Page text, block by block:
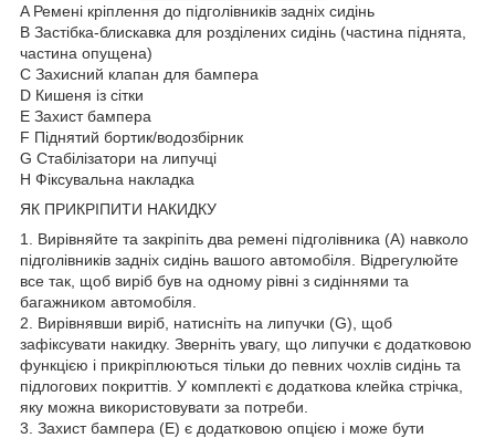
A Ремені кріплення до підголівників задніх сидінь
B Застібка-блискавка для розділених сидінь (частина піднята,
частина опущена)
C Захисний клапан для бампера
D Кишеня із сітки
E Захист бампера
F Піднятий бортик/водозбірник
G Стабілізатори на липучці
H Фіксувальна накладка
ЯК ПРИКРІПИТИ НАКИДКУ
1. Вирівняйте та закріпіть два ремені підголівника (A) навколо
підголівників задніх сидінь вашого автомобіля. Відрегулюйте
все так, щоб виріб був на одному рівні з сидіннями та
багажником автомобіля.
2. Вирівнявши виріб, натисніть на липучки (G), щоб
зафіксувати накидку. Зверніть увагу, що липучки є додатковою
функцією і прикріплюються тільки до певних чохлів сидінь та
підлогових покриттів. У комплекті є додаткова клейка стрічка,
яку можна використовувати за потреби.
3. Захист бампера (E) є додатковою опцією і може бути